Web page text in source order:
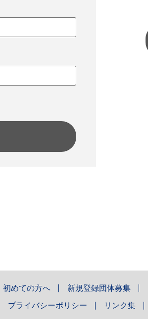
初めての方へ 新規登録団体募集
プライバシーポリシー リンク集